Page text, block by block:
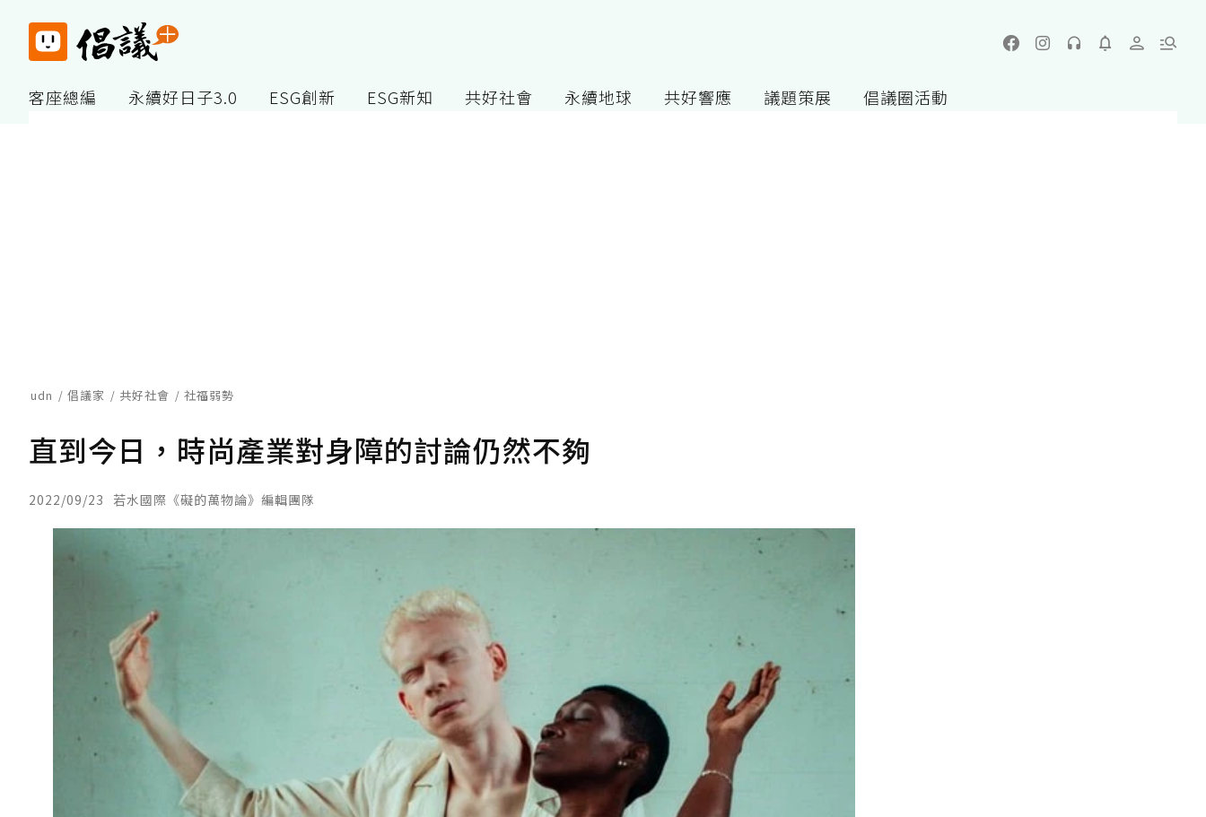
客座總編 永續好日子3.0 ESG創新 ESG新知 共好社會 永續地球 共好響應 議題策展 倡議圈活動
udn 倡議家 共好社會 社福弱勢
直到今日，時尚產業對身障的討論仍然不夠
2022/09/23 若水國際《礙的萬物論》編輯團隊